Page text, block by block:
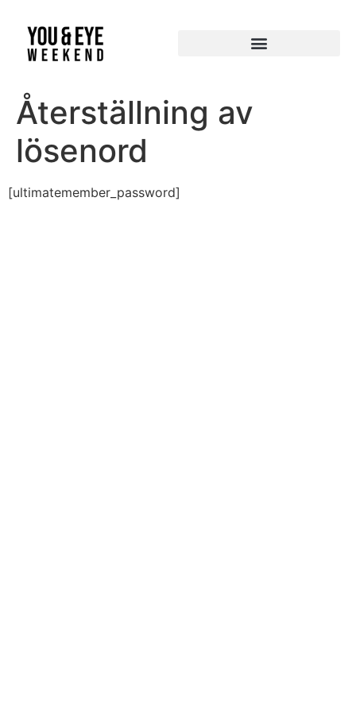
Återställning av
lösenord
[ultimatemember_password]